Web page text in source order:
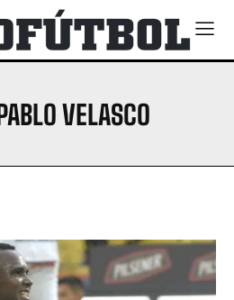
VELASCO